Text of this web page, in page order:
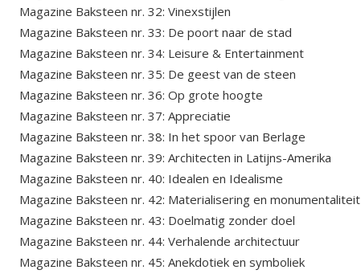
Magazine Baksteen nr. 32: Vinexstijlen
Magazine Baksteen nr. 33: De poort naar de stad
Magazine Baksteen nr. 34: Leisure & Entertainment
Magazine Baksteen nr. 35: De geest van de steen
Magazine Baksteen nr. 36: Op grote hoogte
Magazine Baksteen nr. 37: Appreciatie
Magazine Baksteen nr. 38: In het spoor van Berlage
Magazine Baksteen nr. 39: Architecten in Latijns-Amerika
Magazine Baksteen nr. 40: Idealen en Idealisme
Magazine Baksteen nr. 42: Materialisering en monumentaliteit
Magazine Baksteen nr. 43: Doelmatig zonder doel
Magazine Baksteen nr. 44: Verhalende architectuur
Magazine Baksteen nr. 45: Anekdotiek en symboliek